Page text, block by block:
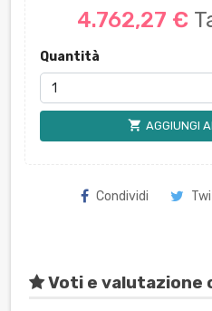
4.762,27 €
Quantità
shopping_cart AGGIUNGI
Condividi
Voti e valutazione